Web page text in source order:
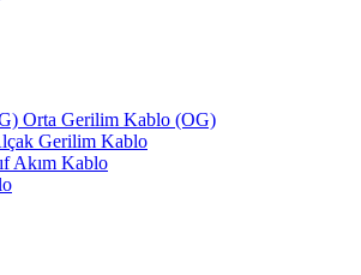
Orta Gerilim Kablo (OG)
Gerilim Kablo
Akım Kablo